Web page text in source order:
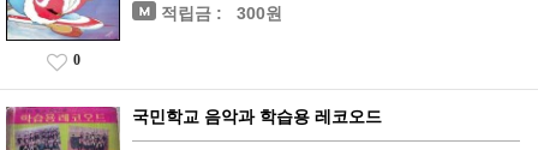
적립금 : 300원
0
국민학교 음악과 학습용 레코오드